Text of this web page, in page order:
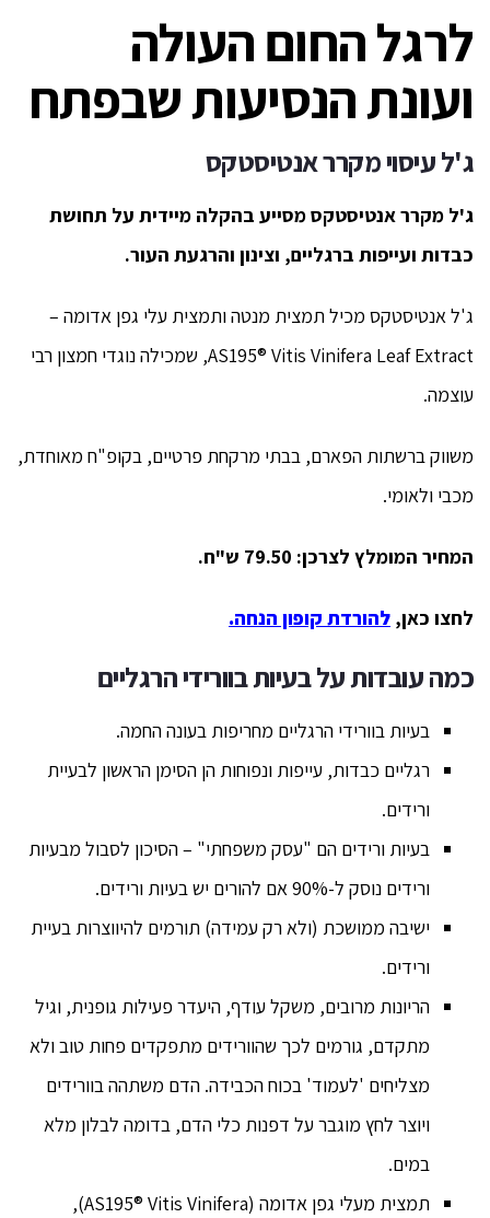
לרגל החום העולה
ועונת הנסיעות שבפתח
ג'ל עיסוי מקרר אנטיסטקס
ג'ל מקרר אנטיסטקס מסייע בהקלה מיידית על תחושת
כבדות ועייפות ברגליים, וצינון והרגעת העור.
ג'ל אנטיסטקס מכיל תמצית מנטה ותמצית עלי גפן אדומה –
AS195® Vitis Vinifera Leaf Extract, שמכילה נוגדי חמצון רבי
עוצמה.
משווק ברשתות הפארם, בבתי מרקחת פרטיים, בקופ"ח מאוחדת,
מכבי ולאומי.
המחיר המומלץ לצרכן: 79.50 ש"ח.
לחצו כאן, להורדת קופון הנחה.
כמה עובדות על בעיות בוורידי הרגליים
בעיות בוורידי הרגליים מחריפות בעונה החמה.
רגליים כבדות, עייפות ונפוחות הן הסימן הראשון לבעיית
ורידים.
בעיות ורידים הם "עסק משפחתי" – הסיכון לסבול מבעיות
ורידים נוסק ל-90% אם להורים יש בעיות ורידים.
ישיבה ממושכת (ולא רק עמידה) תורמים להיווצרות בעיית
ורידים.
הריונות מרובים, משקל עודף, היעדר פעילות גופנית, וגיל
מתקדם, גורמים לכך שהוורידים מתפקדים פחות טוב ולא
מצליחים 'לעמוד' בכוח הכבידה. הדם משתהה בוורידים
ויוצר לחץ מוגבר על דפנות כלי הדם, בדומה לבלון מלא
במים.
תמצית מעלי גפן אדומה (AS195® Vitis Vinifera),